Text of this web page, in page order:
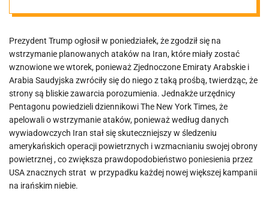
ponieważ Iran
stał się
skuteczniejszy
w śledzeniu
operacji
powietrznych
Prezydent Trump ogłosił w poniedziałek, że zgodził się na
wstrzymanie planowanych ataków na Iran, które miały zostać
wznowione we wtorek, ponieważ Zjednoczone Emiraty Arabskie i
Arabia Saudyjska zwróciły się do niego z taką prośbą, twierdząc, że
strony są bliskie zawarcia porozumienia. Jednakże urzędnicy
Pentagonu powiedzieli dziennikowi The New York Times, że
apelowali o wstrzymanie ataków, ponieważ według danych
wywiadowczych Iran stał się skuteczniejszy w śledzeniu
amerykańskich operacji powietrznych i wzmacnianiu swojej obrony
powietrznej , co zwiększa prawdopodobieństwo poniesienia przez
USA znacznych strat w przypadku każdej nowej większej kampanii
na irańskim niebie.